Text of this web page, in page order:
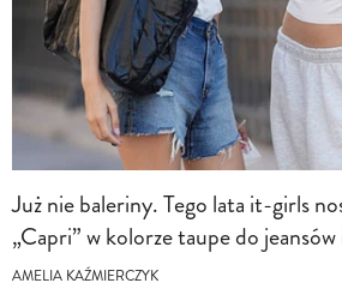
Już nie baleriny. Tego lata it-girls
„Capri” w kolorze taupe do
AMELIA KAŹMIERCZYK